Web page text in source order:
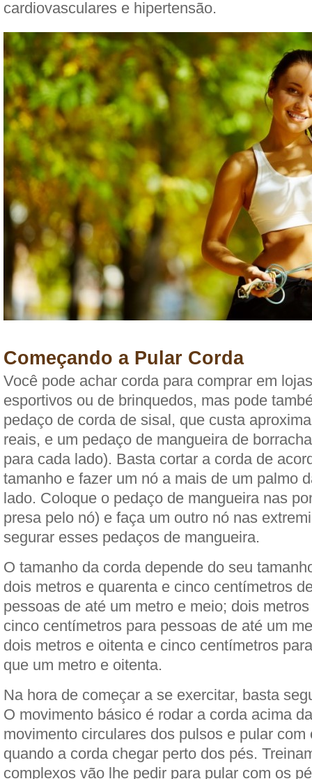
cardiovasculares e hipertensão.
Começando a Pular Corda
Você pode achar corda para comprar em
esportivos ou de brinquedos, mas pode
pedaço de corda de sisal, que custa
reais, e um pedaço de mangueira de
para cada lado). Basta cortar a corda de
tamanho e fazer um nó a mais de um palmo
lado. Coloque o pedaço de mangueira nas
presa pelo nó) e faça um outro nó nas
segurar esses pedaços de mangueira.
O tamanho da corda depende do seu
dois metros e quarenta e cinco centímetros
pessoas de até um metro e meio; dois
cinco centímetros para pessoas de até um
dois metros e oitenta e cinco centímetros
que um metro e oitenta.
Na hora de começar a se exercitar, basta
O movimento básico é rodar a corda acima
movimento circulares dos pulsos e pular
quando a corda chegar perto dos pés.
complexos vão lhe pedir para pular com os